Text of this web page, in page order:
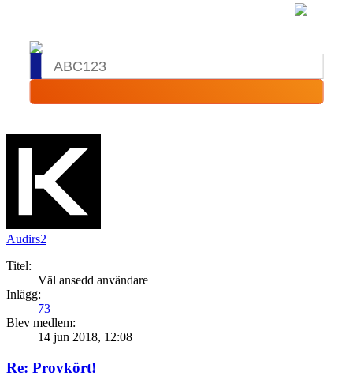
Audirs2
Titel:
Väl ansedd användare
Inlägg:
73
Blev medlem:
14 jun 2018, 12:08
Re: Provkört!